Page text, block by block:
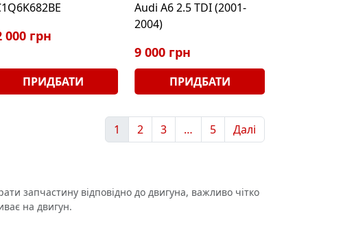
000 грн
ПРИДБАТИ
Audi A6 2.5 TDI (2001-
2004)
9 000 грн
ПРИДБАТИ
1 2 3 … 5 Далі
запчастину відповідно до двигуна, важливо чітко
на двигун.